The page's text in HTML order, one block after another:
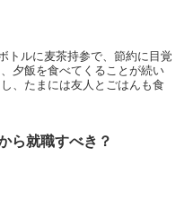
トルに麦茶持参で、節約に目覚
夕飯を食べてくることが続い
、たまには友人とごはんも食
ら就職すべき？